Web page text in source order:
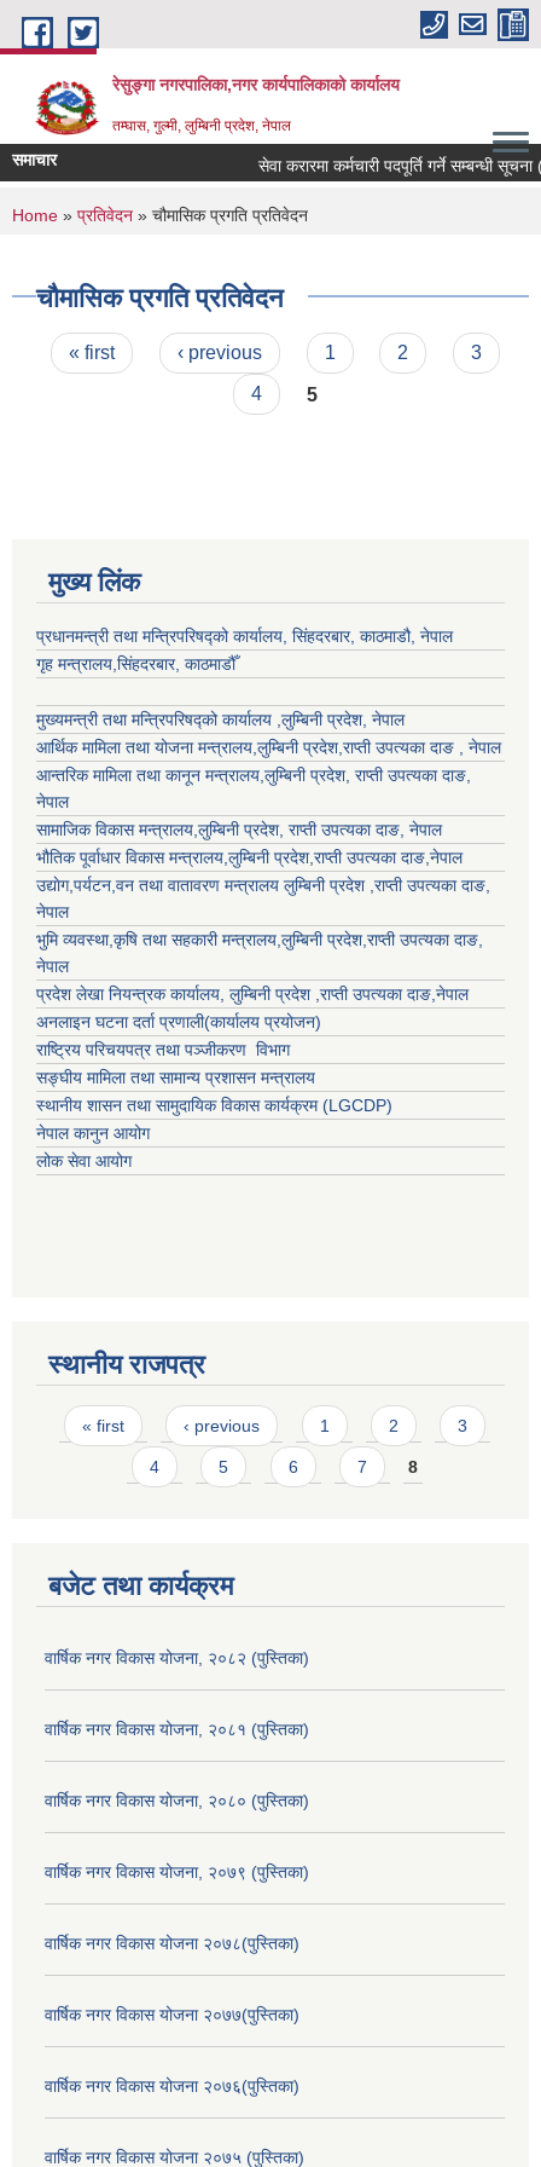
Skip to main content
रेसुङ्गा नगरपालिका,नगर कार्यपालिकाको कार्यालय
तम्घास, गुल्मी, लुम्बिनी प्रदेश, नेपाल
समाचार सेवा करारमा कर्मचारी पदपूर्ति गर्ने सम्बन्धी सूचना
You are here
Home » प्रतिवेदन » चौमासिक प्रगति प्रतिवेदन
चौमासिक प्रगति प्रतिवेदन
Pages
« first ‹ previous 1 2
3
4
5
मुख्य लिंक
प्रधानमन्त्री तथा मन्त्रिपरिषद्को कार्यालय, सिंहदरबार, काठमाडौ, नेपाल
गृह मन्त्रालय,सिंहदरबार, काठमाडौँ
मुख्यमन्त्री तथा मन्त्रिपरिषद्को कार्यालय ,लुम्बिनी प्रदेश, नेपाल
आर्थिक मामिला तथा योजना मन्त्रालय,लुम्बिनी प्रदेश,राप्ती उपत्यका दाङ , नेपाल
आन्तरिक मामिला तथा कानून मन्त्रालय,लुम्बिनी प्रदेश, राप्ती उपत्यका दाङ,
नेपाल
सामाजिक विकास मन्त्रालय,लुम्बिनी प्रदेश, राप्ती उपत्यका दाङ, नेपाल
भौतिक पूर्वाधार विकास मन्त्रालय,लुम्बिनी प्रदेश,राप्ती उपत्यका दाङ,नेपाल
उद्याेग,पर्यटन,वन तथा वातावरण मन्त्रालय लुम्बिनी प्रदेश ,राप्ती उपत्यका दाङ,
नेपाल
भुमि व्यवस्था,कृषि तथा सहकारी मन्त्रालय,लुम्बिनी प्रदेश,राप्ती उपत्यका दाङ,
नेपाल
प्रदेश लेखा नियन्त्रक कार्यालय, लुम्बिनी प्रदेश ,राप्ती उपत्यका दाङ,नेपाल
अनलाइन घटना दर्ता प्रणाली(कार्यालय प्रयोजन)
राष्ट्रिय परिचयपत्र तथा पञ्जीकरण विभाग
सङ्घीय मामिला तथा सामान्य प्रशासन मन्त्रालय
स्थानीय शासन तथा सामुदायिक विकास कार्यक्रम (LGCDP)
नेपाल कानुन आयोग
लोक सेवा आयोग
स्थानीय राजपत्र
Pages
« first ‹ previous 1 2 3
4 5 6 7 8
बजेट तथा कार्यक्रम
वार्षिक नगर विकास योजना, २०८२ (पुस्तिका)
वार्षिक नगर विकास योजना, २०८१ (पुस्तिका)
वार्षिक नगर विकास योजना, २०८० (पुस्तिका)
वार्षिक नगर विकास योजना, २०७९ (पुस्तिका)
वार्षिक नगर विकास योजना २०७८(पुस्तिका)
वार्षिक नगर विकास योजना २०७७(पुस्तिका)
वार्षिक नगर विकास योजना २०७६(पुस्तिका)
वार्षिक नगर विकास योजना २०७५ (पुस्तिका)